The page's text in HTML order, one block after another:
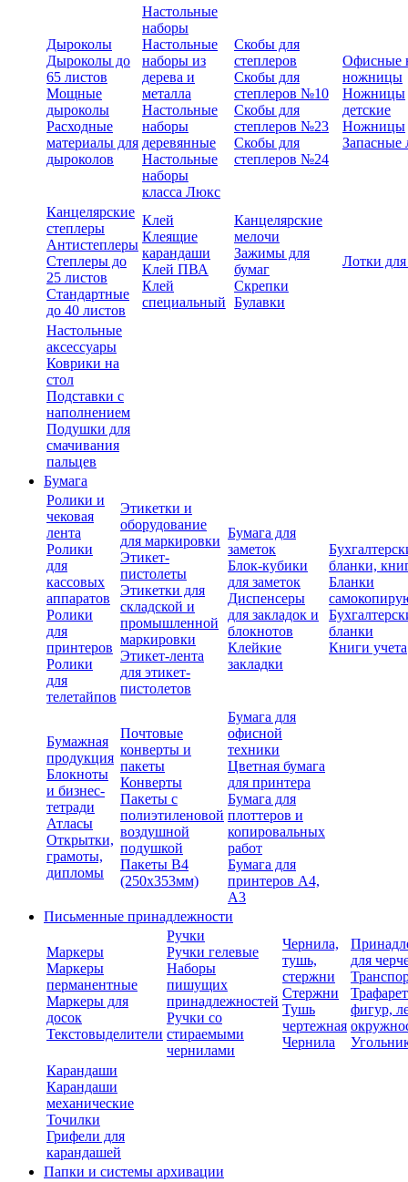
Дыроколы
Дыроколы до
65 листов
Мощные
дыроколы
Расходные
материалы для
дыроколов
Настольные
наборы
Настольные
наборы из
дерева и
металла
Настольные
наборы
деревянные
Настольные
наборы
класса Люкс
Скобы для
степлеров
Скобы для
степлеров №10
Скобы для
степлеров №23
Скобы для
степлеров №24
Офисные
ножницы
Ножницы
детские
Ножницы
Запасные
Канцелярские
степлеры
Антистеплеры
Степлеры до
25 листов
Стандартные
до 40 листов
Клей
Клеящие
карандаши
Клей ПВА
Клей
специальный
Канцелярские
мелочи
Зажимы для
бумаг
Скрепки
Булавки
Лотки
Настольные
аксессуары
Коврики на
стол
Подставки с
наполнением
Подушки для
смачивания
пальцев
Бумага
Ролики и
чековая
лента
Ролики
для
кассовых
аппаратов
Ролики
для
принтеров
Ролики
для
телетайпов
Этикетки и
оборудование
для маркировки
Этикет-
пистолеты
Этикетки для
складской и
промышленной
маркировки
Этикет-лента
для этикет-
пистолетов
Бумага для
заметок
Блок-кубики
для заметок
Диспенсеры
для закладок и
блокнотов
Клейкие
закладки
бланки,
Бланки
бланки
Книги учета
Бумажная
продукция
Блокноты
и бизнес-
тетради
Атласы
Открытки,
грамоты,
дипломы
Почтовые
конверты и
пакеты
Конверты
Пакеты с
полиэтиленовой
воздушной
подушкой
Пакеты В4
(250х353мм)
Бумага для
офисной
техники
Цветная бумага
для принтера
Бумага для
плоттеров и
копировальных
работ
Бумага для
принтеров А4,
А3
Письменные принадлежности
Маркеры
Маркеры
перманентные
Маркеры для
досок
Текстовыделители
Ручки
Ручки гелевые
Наборы
пишущих
принадлежностей
Ручки со
стираемыми
чернилами
Чернила,
тушь,
стержни
Стержни
Тушь
чертежная
Чернила
для
фигур,
Карандаши
Карандаши
механические
Точилки
Грифели для
карандашей
Папки и системы архивации